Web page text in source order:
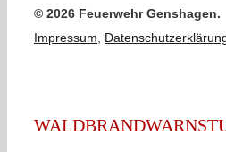
© 2026 Feuerwehr Genshagen.
Impressum